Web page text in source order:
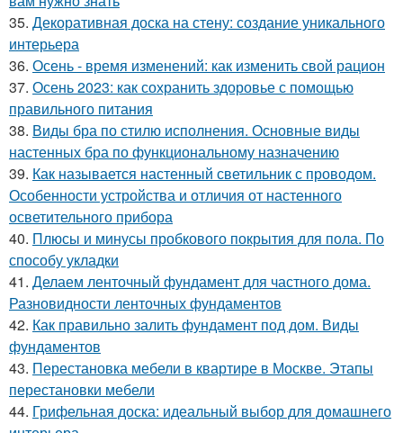
35. Декоративная доска на стену: создание уникального
интерьера
36. Осень - время изменений: как изменить свой рацион
37. Осень 2023: как сохранить здоровье с помощью
правильного питания
38. Виды бра по стилю исполнения. Основные виды
настенных бра по функциональному назначению
39. Как называется настенный светильник с проводом.
Особенности устройства и отличия от настенного
осветительного прибора
40. Плюсы и минусы пробкового покрытия для пола. По
способу укладки
41. Делаем ленточный фундамент для частного дома.
Разновидности ленточных фундаментов
42. Как правильно залить фундамент под дом. Виды
фундаментов
43. Перестановка мебели в квартире в Москве. Этапы
перестановки мебели
44. Грифельная доска: идеальный выбор для домашнего